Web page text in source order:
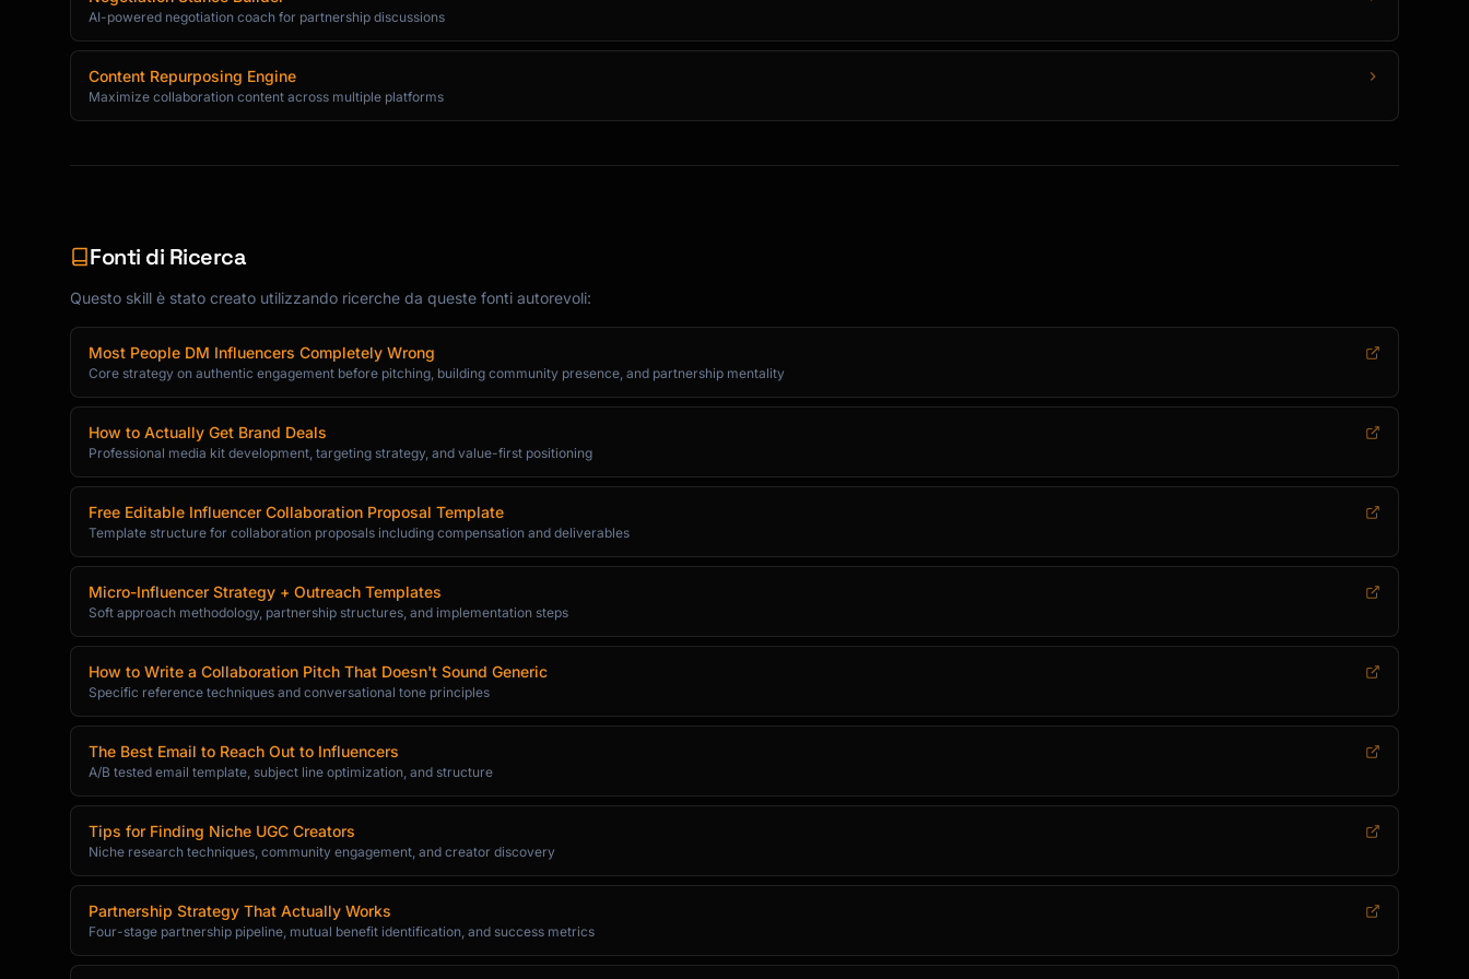
AI-powered negotiation coach for partnership discussions
Content Repurposing Engine
Maximize collaboration content across multiple platforms
Fonti di Ricerca
Questo skill è stato creato utilizzando ricerche da queste fonti autorevoli:
Most People DM Influencers Completely Wrong
Core strategy on authentic engagement before pitching, building community presence, and partnership mentality
How to Actually Get Brand Deals
Professional media kit development, targeting strategy, and value-first positioning
Free Editable Influencer Collaboration Proposal Template
Template structure for collaboration proposals including compensation and deliverables
Micro-Influencer Strategy + Outreach Templates
Soft approach methodology, partnership structures, and implementation steps
How to Write a Collaboration Pitch That Doesn't Sound Generic
Specific reference techniques and conversational tone principles
The Best Email to Reach Out to Influencers
A/B tested email template, subject line optimization, and structure
Tips for Finding Niche UGC Creators
Niche research techniques, community engagement, and creator discovery
Partnership Strategy That Actually Works
Four-stage partnership pipeline, mutual benefit identification, and success metrics